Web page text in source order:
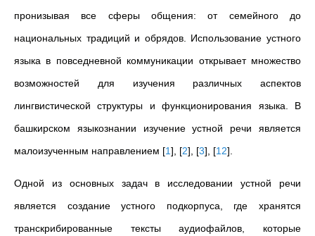
пронизывая все сферы общения: от семейного до
национальных традиций и обрядов. Использование устного
языка в повседневной коммуникации открывает множество
возможностей для изучения различных аспектов
лингвистической структуры и функционирования языка. В
башкирском языкознании изучение устной речи является
малоизученным направлением [1] [2] [3] [12]
Одной из основных задач в иccледовании устной речи
является создание устного подкорпуса, где хранятся
транскрибированные тексты аудиофайлов, которые